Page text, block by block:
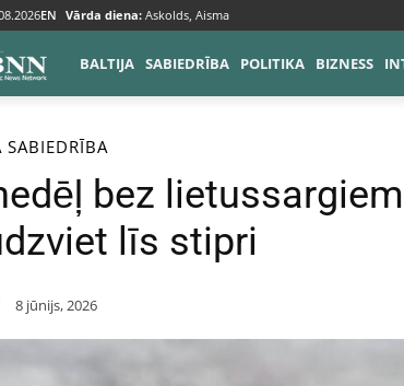
EN Vārda diena: Askolds, Aisma
BALTIJA SABIEDRĪBA POLITIKA BIZNESS
Baltija Latvija
SABIEDRĪBA
bez
līs stipri
8 jūnijs, 2026